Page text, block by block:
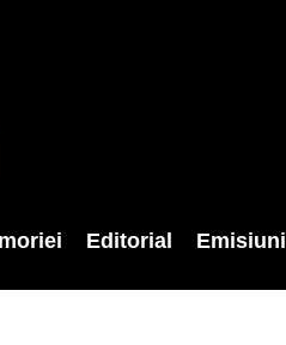
Editorial Emisiuni